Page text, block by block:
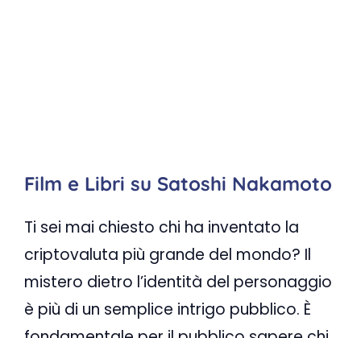
Film e Libri su Satoshi Nakamoto
Ti sei mai chiesto chi ha inventato la
criptovaluta più grande del mondo? Il
mistero dietro l’identità del personaggio
è più di un semplice intrigo pubblico. È